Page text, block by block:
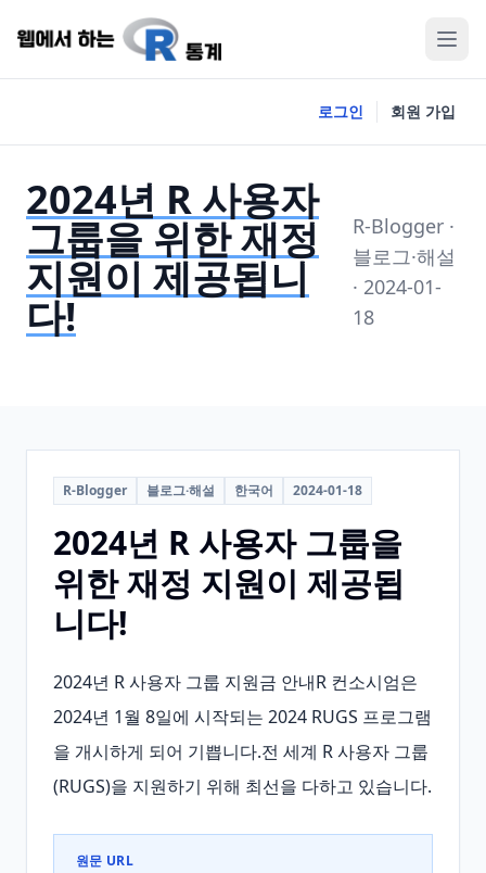
로그인 회원 가입
2024년 R 사용자
그룹을 위한 재정
지원이 제공됩니
다!
R-Blogger ·
블로그·해설
· 2024-01-
18
R-Blogger 블로그·해설 한국어 2024-01-18
2024년 R 사용자 그룹을
위한 재정 지원이 제공됩
니다!
2024년 R 사용자 그룹 지원금 안내R 컨소시엄은
2024년 1월 8일에 시작되는 2024 RUGS 프로그램
을 개시하게 되어 기쁩니다.전 세계 R 사용자 그룹
(RUGS)을 지원하기 위해 최선을 다하고 있습니다.
원문 URL